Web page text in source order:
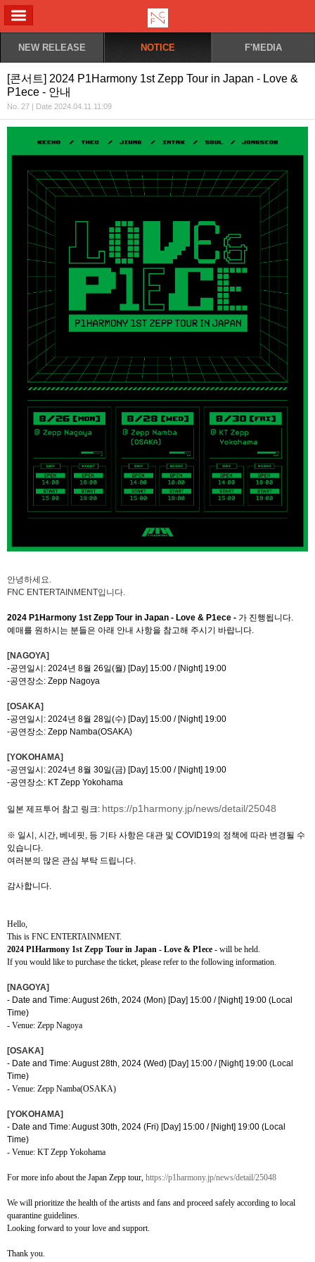
NEW RELEASE NOTICE F'MEDIA
[콘서트] 2024 P1Harmony 1st Zepp Tour in Japan - Love &
P1ece - 안내
No. 27 | Date 2024.04.11 11:09
안녕하세요.
FNC ENTERTAINMENT입니다.
2024 P1Harmony 1st Zepp Tour in Japan - Love & P1ece - 가 진행됩니다.
예매를 원하시는 분들은 아래 안내 사항을 참고해 주시기 바랍니다.
[NAGOYA]
-공연일시 : 2024년 8월 26일(월) [Day] 15:00 / [Night] 19:00
-공연장소: Zepp Nagoya
[OSAKA]
-공연일시 : 2024년 8월 28일(수) [Day] 15:00 / [Night] 19:00
-공연장소: Zepp Namba(OSAKA)
[YOKOHAMA]
-공연일시 : 2024년 8월 30일(금) [Day] 15:00 / [Night] 19:00
-공연장소: KT Zepp Yokohama
일본 제프투어 참고 링크: https://p1harmony.jp/news/detail/25048
※ 일시 , 시간, 베네핏, 등 기타 사항은 대관 및 COVID19의 정책에 따라 변경될 수
있습니다.
여러분의 많은 관심 부탁 드립니다.
감사합니다.
Hello,
This is FNC ENTERTAINMENT.
2024 P1Harmony 1st Zepp Tour in Japan - Love & P1ece - will be held.
If you would like to purchase the ticket, please refer to the following information.
[NAGOYA]
- Date and Time: August 26th, 2024 (Mon) [Day] 15:00 / [Night] 19:00 (Local
Time)
- Venue: Zepp Nagoya
[OSAKA]
- Date and Time: August 28th, 2024 (Wed) [Day] 15:00 / [Night] 19:00 (Local
Time)
- Venue: Zepp Namba(OSAKA)
[YOKOHAMA]
- Date and Time: August 30th, 2024 (Fri) [Day] 15:00 / [Night] 19:00 (Local
Time)
- Venue: KT Zepp Yokohama
For more info about the Japan Zepp tour, https://p1harmony.jp/news/detail/25048
We will prioritize the health of the artists and fans and proceed safely according to local
quarantine guidelines.
Looking forward to your love and support.
Thank you.